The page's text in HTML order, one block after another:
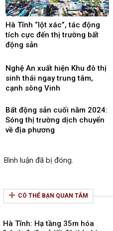
Hà Tĩnh “lột xác”, tác động
tích cực đến thị trường bất
động sản
Nghệ An xuất hiện Khu đô thị
sinh thái ngay trung tâm,
cạnh sông Vinh
Bất động sản cuối năm 2024:
Sóng thị trường dịch chuyển
về địa phương
Bình luận đã bị đóng.
CÓ THỂ BẠN QUAN TÂM
Hà Tĩnh: Hạ tầng 35m hóa